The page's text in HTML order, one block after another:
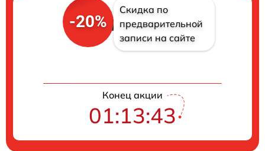
-20%
Скидка по
предварительной
записи на сайте
Конец акции
01:13:42